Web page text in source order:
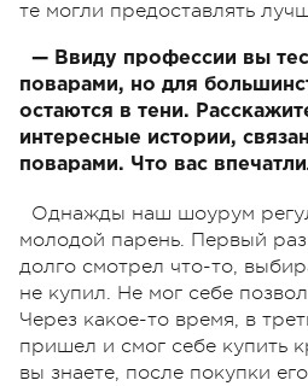
те могли предоставлять
— Ввиду профессии вы
поварами, но для
остаются в тени.
интересные истории,
поварами. Что вас
Однажды наш шоурум
молодой парень. Первый
долго смотрел что-то,
не купил. Не мог себе
Через какое-то время, в
пришел и смог себе купить
вы знаете, после покупки